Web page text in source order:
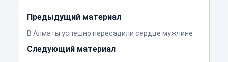
Предыдущий материал
В Алматы успешно пересадили сердце мужчине
Следующий материал